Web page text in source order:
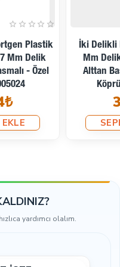
İki Delikli Plastik Stoper 3
Mm Delik Çaplı Üstten
Basmalı - Alttan Köprülü
SEPETE EKLE
yardımcı olalım.